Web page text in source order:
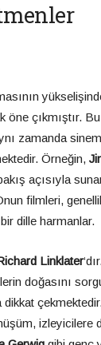
öne çıkmıştır.
zamanda
Örneğin,
açısıyla
filmleri,
dille harmanlar.
Linklater
doğasını
dikkat
izleyicilere